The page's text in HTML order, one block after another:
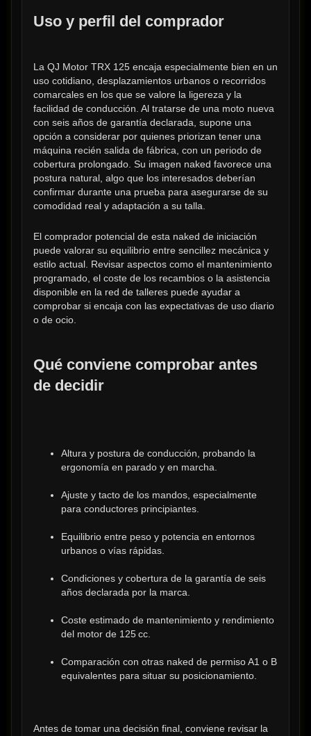
Uso y perfil del comprador
La QJ Motor TRX 125 encaja especialmente bien en un
uso cotidiano, desplazamientos urbanos o recorridos
comarcales en los que se valore la ligereza y la
facilidad de conducción. Al tratarse de una moto nueva
con seis años de garantía declarada, supone una
opción a considerar por quienes priorizan tener una
máquina recién salida de fábrica, con un periodo de
cobertura prolongado. Su imagen naked favorece una
postura natural, algo que los interesados deberían
confirmar durante una prueba para asegurarse de su
comodidad real y adaptación a su talla.
El comprador potencial de esta naked de iniciación
puede valorar su equilibrio entre sencillez mecánica y
estilo actual. Revisar aspectos como el mantenimiento
programado, el coste de los recambios o la asistencia
disponible en la red de talleres puede ayudar a
comprobar si encaja con las expectativas de uso diario
o de ocio.
Qué conviene comprobar antes
de decidir
Altura y postura de conducción, probando la
ergonomía en parado y en marcha.
Ajuste y tacto de los mandos, especialmente
para conductores principiantes.
Equilibrio entre peso y potencia en entornos
urbanos o vías rápidas.
Condiciones y cobertura de la garantía de seis
años declarada por la marca.
Coste estimado de mantenimiento y rendimiento
del motor de 125 cc.
Comparación con otras naked de permiso A1 o B
equivalentes para situar su posicionamiento.
Antes de tomar una decisión final, conviene revisar la